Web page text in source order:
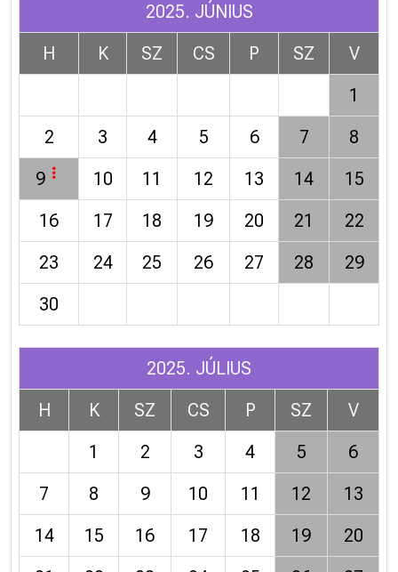
2025. JÚNIUS
H
K SZ CS P SZ
V
1
2
3 4 5 6 7
8
9
10 11 12 13 14
15
16
17 18 19 20 21
22
23
24 25 26 27 28
29
30
2025. JÚLIUS
H
K SZ CS P SZ
V
1
2 3 4 5
6
7
8 9 10 11 12
13
14
15 16 17 18 19
20